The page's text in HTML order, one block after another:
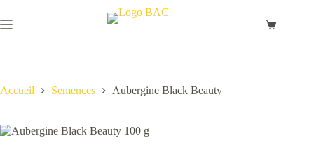
au
contenu
Panier
Accueil Semences Aubergine Black Beauty